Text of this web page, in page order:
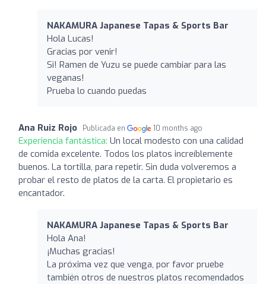
NAKAMURA Japanese Tapas & Sports Bar
Hola Lucas!
Gracias por venir!
Si! Ramen de Yuzu se puede cambiar para las
veganas!
Prueba lo cuando puedas
Ana Ruiz Rojo Publicada en 10 months ago
Experiencia fantástica: Un local modesto con una calidad
de comida excelente. Todos los platos increíblemente
buenos. La tortilla, para repetir. Sin duda volveremos a
probar el resto de platos de la carta. El propietario es
encantador.
NAKAMURA Japanese Tapas & Sports Bar
Hola Ana!
¡Muchas gracias!
La próxima vez que venga, por favor pruebe
también otros de nuestros platos recomendados